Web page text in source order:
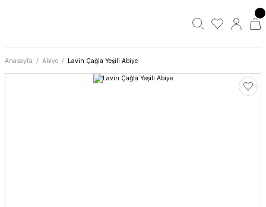
Anasayfa Abiye Lavin Çağla Yeşili Abiye